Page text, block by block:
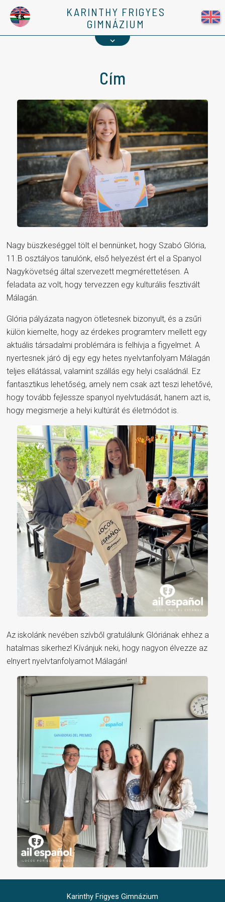
KARINTHY FRIGYES
GIMNÁZIUM
Kapcsolat
1%
Cím
Nagy büszkeséggel tölt el bennünket, hogy Szabó Glória,
11.B osztályos tanulónk, első helyezést ért el a Spanyol
Nagykövetség által szervezett megmérettetésen. A
feladata az volt, hogy tervezzen egy kulturális fesztivált
Málagán.
Glória pályázata nagyon ötletesnek bizonyult, és a zsűri
külön kiemelte, hogy az érdekes programterv mellett egy
aktuális társadalmi problémára is felhívja a figyelmet. A
nyertesnek járó díj egy egy hetes nyelvtanfolyam Málagán
teljes ellátással, valamint szállás egy helyi családnál. Ez
fantasztikus lehetőség, amely nem csak azt teszi lehetővé,
hogy tovább fejlessze spanyol nyelvtudását, hanem azt is,
hogy megismerje a helyi kultúrát és életmódot is.
Az iskolánk nevében szívből gratulálunk Glóriának ehhez a
hatalmas sikerhez! Kívánjuk neki, hogy nagyon élvezze az
elnyert nyelvtanfolyamot Málagán!
Karinthy Frigyes Gimnázium